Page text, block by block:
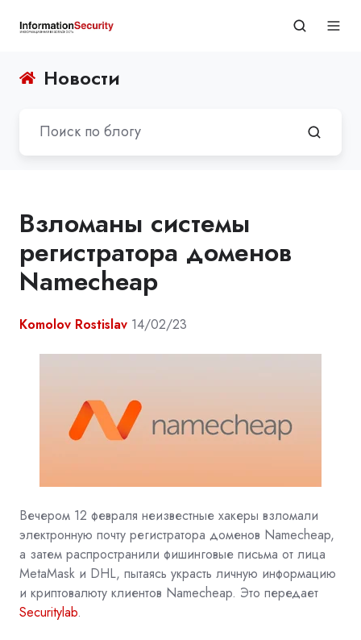
Новости
Взломаны системы
регистратора доменов
Namecheap
Komolov Rostislav 14/02/23
Вечером 12 февраля неизвестные хакеры взломали
электронную почту регистратора доменов Namecheap,
а затем распространили фишинговые письма от лица
MetaMask и DHL, пытаясь украсть личную информацию
и криптовалюту клиентов Namecheap. Это передает
Securitylab.